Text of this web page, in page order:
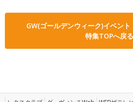
GW(ゴールデンウィーク)イベン
特集TOPへ戻る